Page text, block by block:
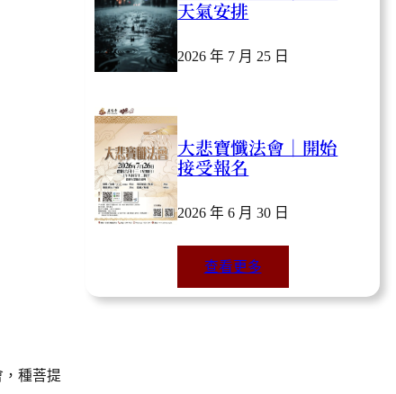
種菩提
天氣安排
2026 年 7 月 25 日
大悲寶懺法會｜開始
接受報名
2026 年 6 月 30 日
查看更多